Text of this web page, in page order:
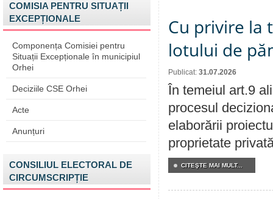
COMISIA PENTRU SITUAȚII
EXCEPȚIONALE
Componența Comisiei pentru
Situații Excepționale în municipiul
Orhei
Deciziile CSE Orhei
Acte
Anunțuri
CONSILIUL ELECTORAL DE
CIRCUMSCRIPȚIE
Cu privire la
lotului de
Publicat: 31.07.2026
În temeiul art.9
procesul
elaborării
proprietate
CITEŞTE MAI MULT...